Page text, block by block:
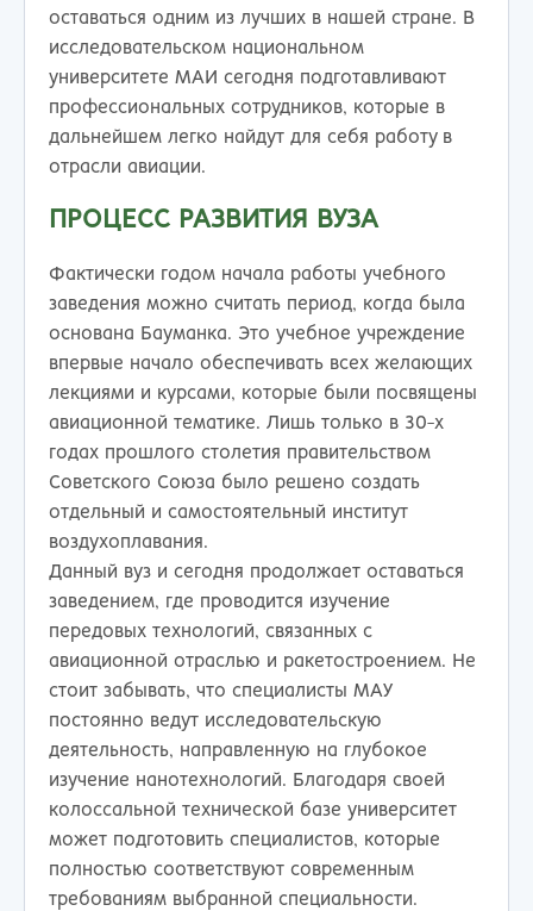
оставаться одним из лучших в нашей стране. В
исследовательском национальном
университете МАИ сегодня подготавливают
профессиональных сотрудников, которые в
дальнейшем легко найдут для себя работу в
отрасли авиации.
ПРОЦЕСС РАЗВИТИЯ ВУЗА
Фактически годом начала работы учебного
заведения можно считать период, когда была
основана Бауманка. Это учебное учреждение
впервые начало обеспечивать всех желающих
лекциями и курсами, которые были посвящены
авиационной тематике. Лишь только в 30-х
годах прошлого столетия правительством
Советского Союза было решено создать
отдельный и самостоятельный институт
воздухоплавания.
Данный вуз и сегодня продолжает оставаться
заведением, где проводится изучение
передовых технологий, связанных с
авиационной отраслью и ракетостроением. Не
стоит забывать, что специалисты МАУ
постоянно ведут исследовательскую
деятельность, направленную на глубокое
изучение нанотехнологий. Благодаря своей
колоссальной технической базе университет
может подготовить специалистов, которые
полностью соответствуют современным
требованиям выбранной специальности.